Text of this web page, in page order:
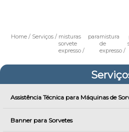
Home Serviços
misturas para
sorvete
expresso
mistura
de
expresso
Assistência Técnica para Máquinas de
Banner para Sorvetes